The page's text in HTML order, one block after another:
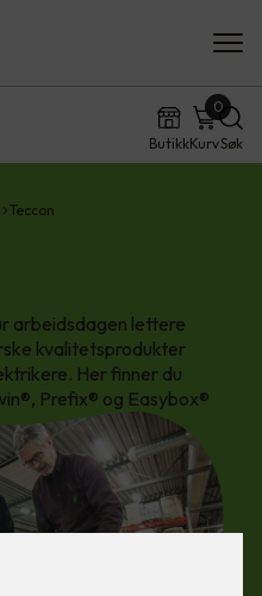
ButikkKurv
0
Søk
Teccon
arbeidsdagen lettere
kvalitetsprodukter
Her finner du
Prefix® og Easybox®